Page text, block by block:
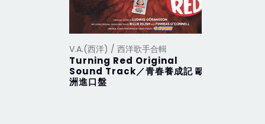
V.A.(西洋) / 西洋歌手合輯
Turning Red Original
Sound Track／青春養成記 歐
洲進口盤